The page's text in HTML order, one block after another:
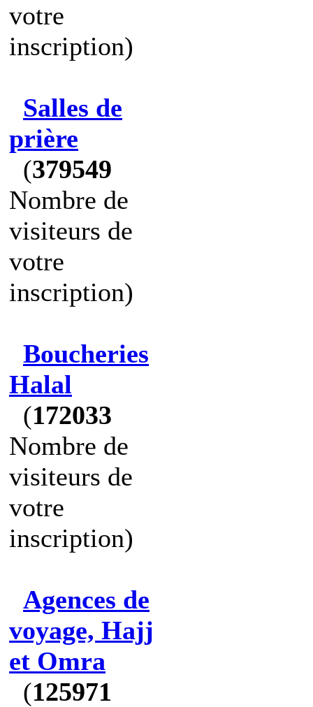
votre
inscription)
Salles de
prière
(379549
Nombre de
visiteurs de
votre
inscription)
Boucheries
Halal
(172033
Nombre de
visiteurs de
votre
inscription)
Agences de
voyage, Hajj
et Omra
(125971